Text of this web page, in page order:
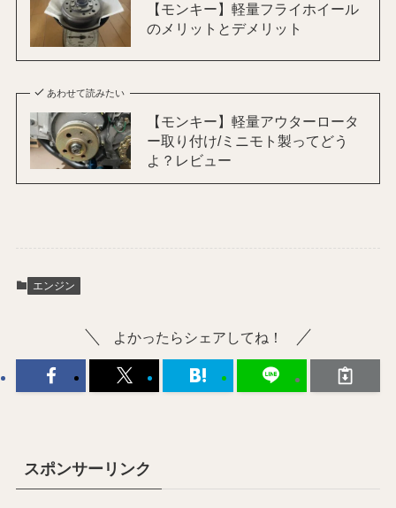
【モンキー】軽量フライホイール
のメリットとデメリット
あわせて読みたい
【モンキー】軽量アウターロータ
ー取り付け/ミニモト製ってどう
よ？レビュー
エンジン
よかったらシェアしてね！
スポンサーリンク